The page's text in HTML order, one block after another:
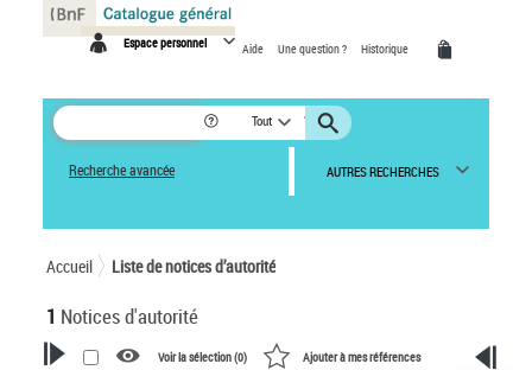
Espace personnel Aide Une question ? Historique
Tout
Recherche avancée AUTRES RECHERCHES
Accueil Liste de notices d’autorité
1 Notices d'autorité
Voir la sélection (0) Ajouter à mes références
Panneau de gestion des cookies